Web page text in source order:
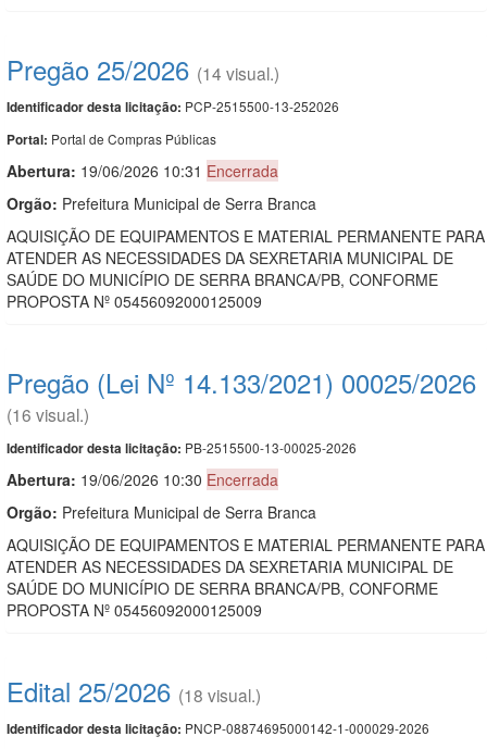
Pregão 25/2026 (14 visual.)
Identificador desta licitação: PCP-2515500-13-252026
Portal: Portal de Compras Públicas
Abertura: 19/06/2026 10:31 Encerrada
Orgão: Prefeitura Municipal de Serra Branca
AQUISIÇÃO DE EQUIPAMENTOS E MATERIAL PERMANENTE PARA
ATENDER AS NECESSIDADES DA SEXRETARIA MUNICIPAL DE
SAÚDE DO MUNICÍPIO DE SERRA BRANCA/PB, CONFORME
PROPOSTA Nº 05456092000125009
Pregão (Lei Nº 14.133/2021) 00025/2026
(16 visual.)
Identificador desta licitação: PB-2515500-13-00025-2026
Abertura: 19/06/2026 10:30 Encerrada
Orgão: Prefeitura Municipal de Serra Branca
AQUISIÇÃO DE EQUIPAMENTOS E MATERIAL PERMANENTE PARA
ATENDER AS NECESSIDADES DA SEXRETARIA MUNICIPAL DE
SAÚDE DO MUNICÍPIO DE SERRA BRANCA/PB, CONFORME
PROPOSTA Nº 05456092000125009
Edital 25/2026 (18 visual.)
Identificador desta licitação: PNCP-08874695000142-1-000029-2026